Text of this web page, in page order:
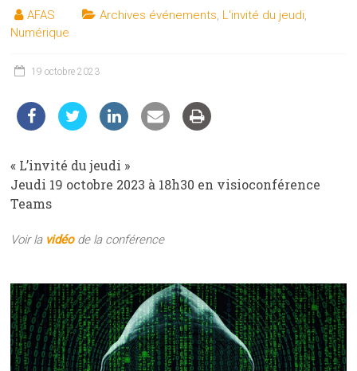
les
techniques
du
AFAS Archives événements L'invité du jeudi
Numérique
19 octobre 2023
« L’invité du jeudi »
Jeudi 19 octobre 2023 à 18h30 en visioconférence
Teams
Voir la vidéode la conférence